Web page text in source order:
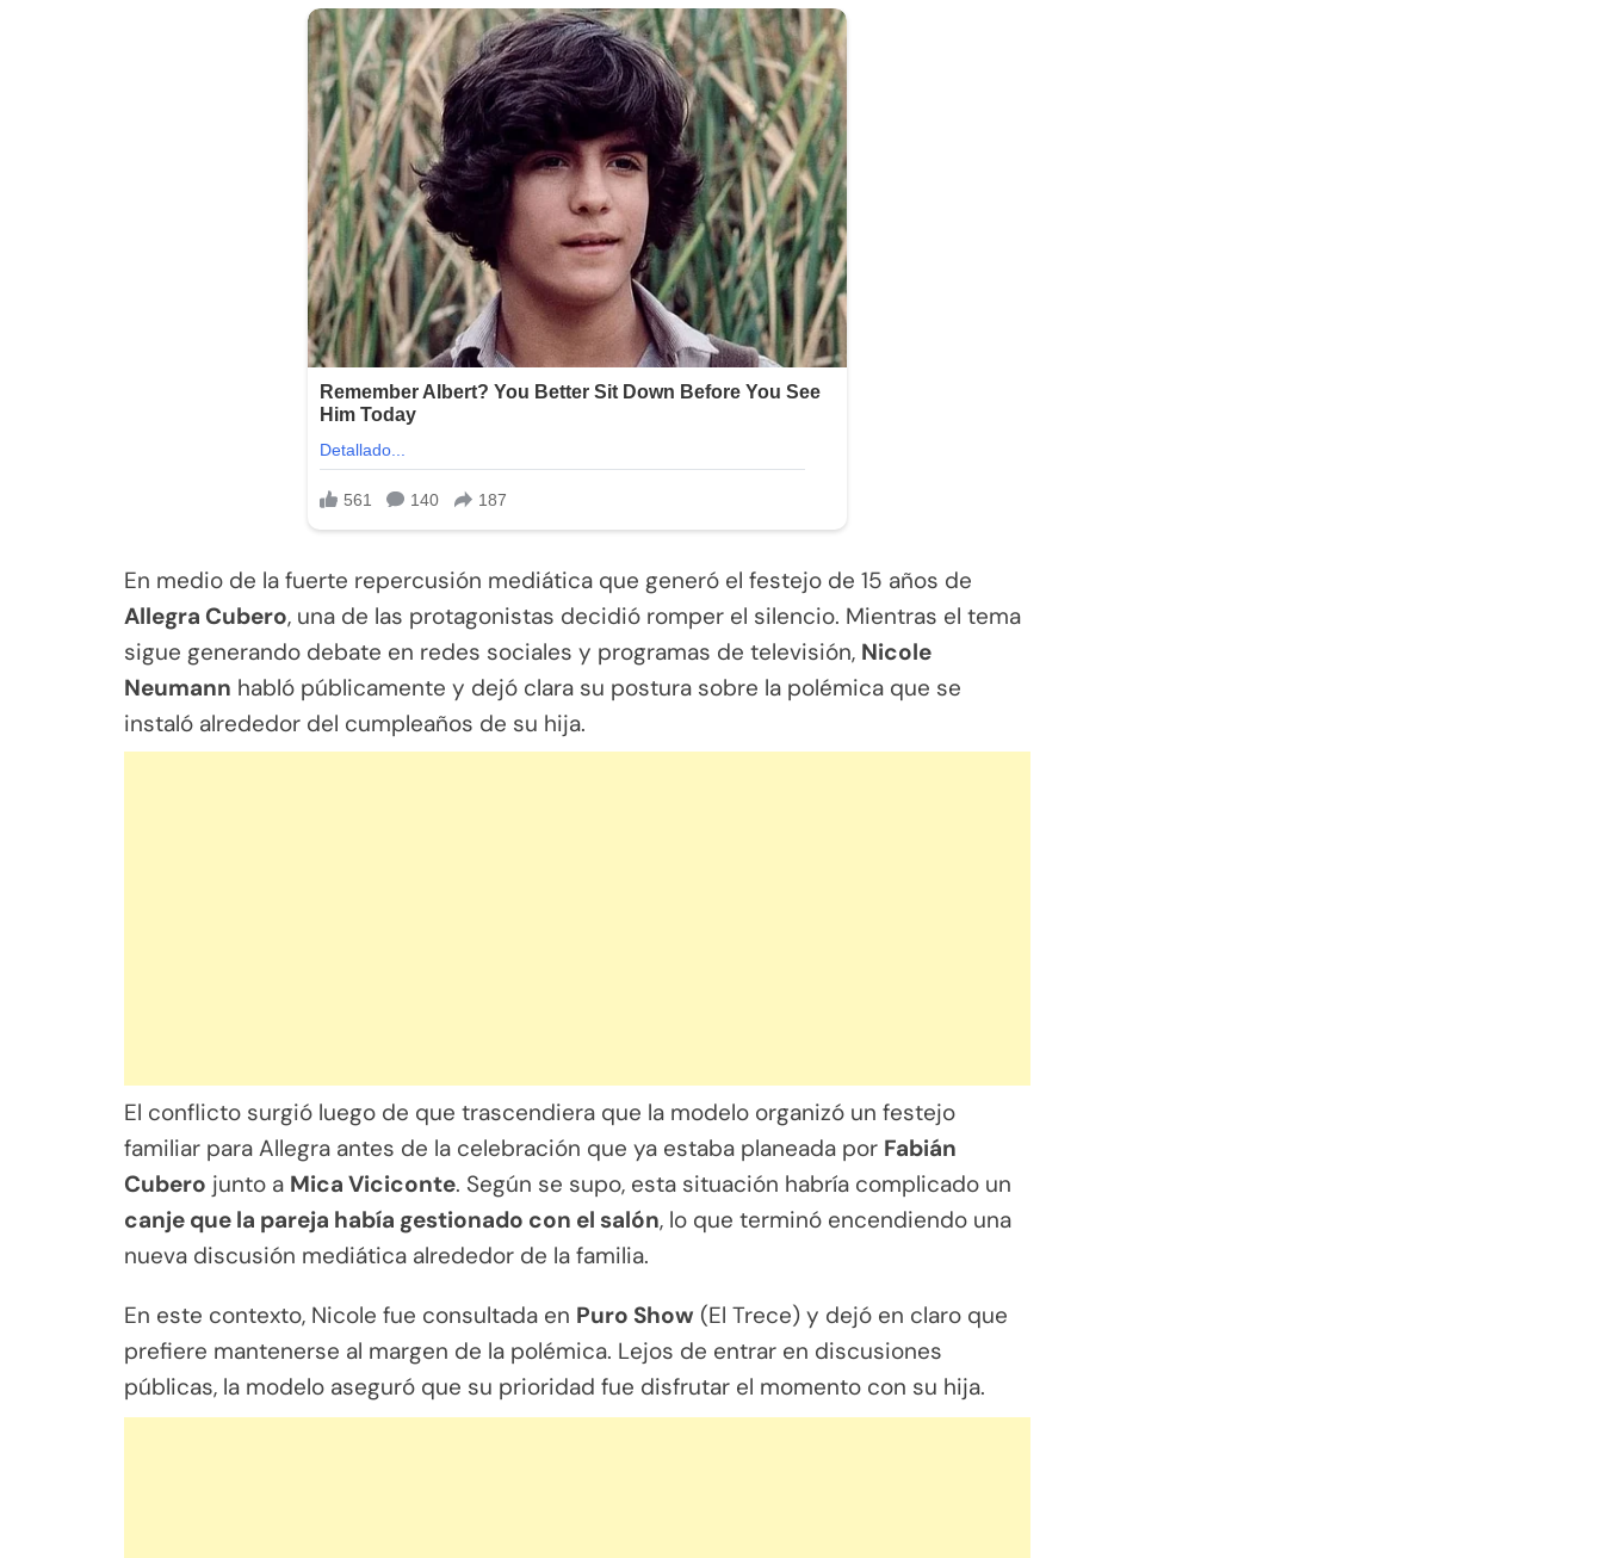
En medio de la fuerte repercusión mediática que generó el festejo de 15 años de
Allegra Cubero, una de las protagonistas decidió romper el silencio. Mientras el tema
sigue generando debate en redes sociales y programas de televisión, Nicole
Neumann habló públicamente y dejó clara su postura sobre la polémica que se
instaló alrededor del cumpleaños de su hija.
El conflicto surgió luego de que trascendiera que la modelo organizó un festejo
familiar para Allegra antes de la celebración que ya estaba planeada por Fabián
Cubero junto a Mica Viciconte. Según se supo, esta situación habría complicado un
canje que la pareja había gestionado con el salón, lo que terminó encendiendo una
nueva discusión mediática alrededor de la familia.
En este contexto, Nicole fue consultada en Puro Show (El Trece) y dejó en claro que
prefiere mantenerse al margen de la polémica. Lejos de entrar en discusiones
públicas, la modelo aseguró que su prioridad fue disfrutar el momento con su hija.